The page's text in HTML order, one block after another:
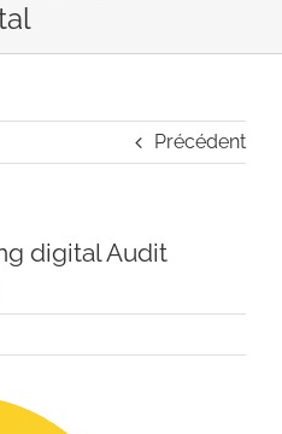
Précédent
digital Audit